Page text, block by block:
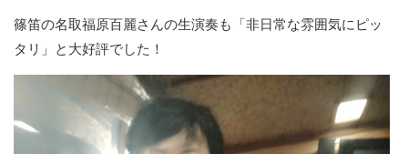
篠笛の名取福原百麗さんの生演奏も「非日常な雰囲気にピッ
タリ」と大好評でした！